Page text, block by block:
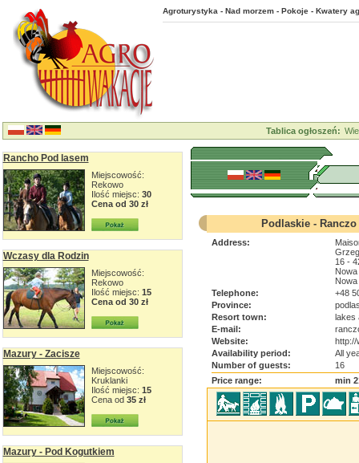
Agroturystyka - Nad morzem - Pokoje - Kwatery
Tablica ogłoszeń:
Rancho Pod lasem
Miejscowość:
Rekowo
Ilość miejsc: 30
Cena od 30 zł
Wczasy dla Rodzin
Miejscowość:
Rekowo
Ilość miejsc: 15
Cena od 30 zł
Mazury - Zacisze
Miejscowość:
Kruklanki
Ilość miejsc: 15
Cena od 35 zł
Mazury - Pod Kogutkiem
Podlaskie -
Address:
16 -
Telephone:
+48
Province:
Resort town:
lakes
E-mail:
Website:
http://
Availability period:
All
Number of guests:
16
Price range:
min